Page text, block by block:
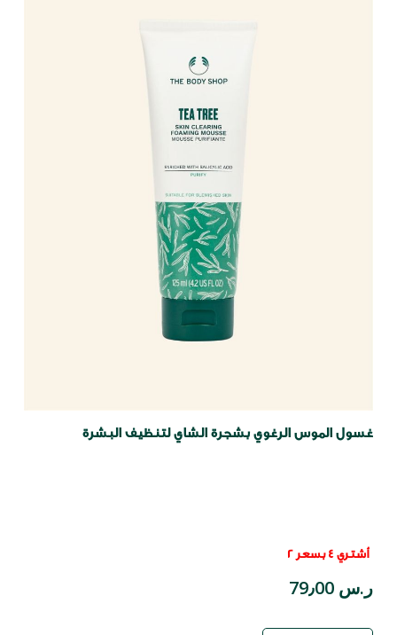
غسول الموس الرغوي بشجرة الشاي لتنظيف البشرة
أشتري 4 بسعر 2
ر.س 79٫00